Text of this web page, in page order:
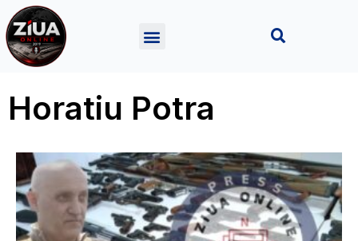
Horatiu Potra